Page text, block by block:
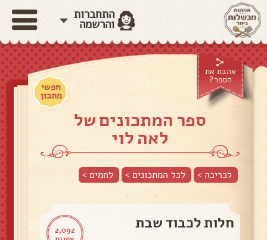
התחברות
והרשמה
אהבת את
הספר?
חפשי
מתכון
ספר המתכונים של
לאה לוי
לכריכה > לכל המתכונים > לחמים>
2,092
חלות לכבוד שבת